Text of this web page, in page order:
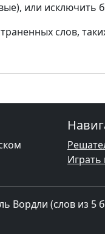
или исключить
слов,
Играть
Вордли (слов из 5